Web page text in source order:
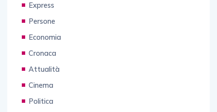
Express
Persone
Economia
Cronaca
Attualità
Cinema
Politica